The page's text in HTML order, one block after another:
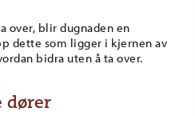
over, blir dugnaden en
dette som ligger i kjernen av
bidra uten å ta over.
dører